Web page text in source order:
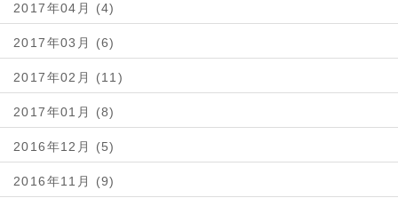
2017年04月 (4)
2017年03月 (6)
2017年02月 (11)
2017年01月 (8)
2016年12月 (5)
2016年11月 (9)